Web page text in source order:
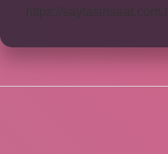
https://saytasinsaat.com.tr